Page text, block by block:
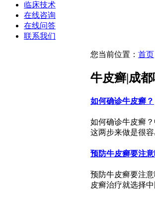
临床技术
在线咨询
在线问答
联系我们
您当前位置： 首页
牛皮癣|成
如何确诊牛皮癣？
如何确诊牛皮癣
这两步来做是很
预防牛皮癣要注
预防牛皮癣要注
皮癣治疗就选择